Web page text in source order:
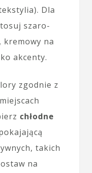
Dla
szaro-
kremowy na
akcenty.
zgodnie z
chłodne
takich
na